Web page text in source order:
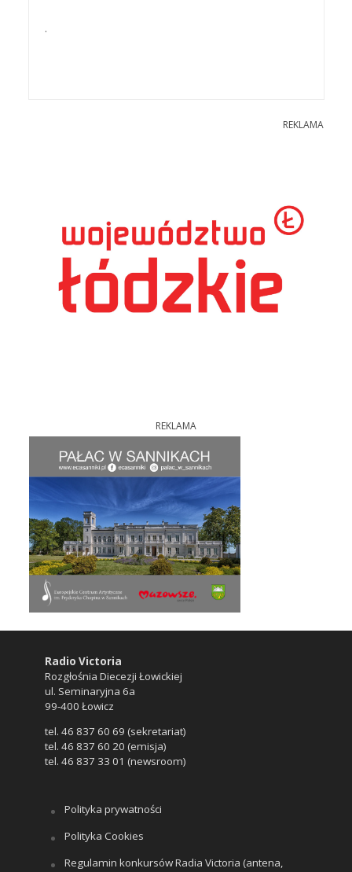
.
REKLAMA
REKLAMA
Radio Victoria
Rozgłośnia Diecezji Łowickiej
ul. Seminaryjna 6a
99-400 Łowicz
tel. 46 837 60 69 (sekretariat)
tel. 46 837 60 20 (emisja)
tel. 46 837 33 01 (newsroom)
Polityka prywatności
Polityka Cookies
Regulamin konkursów Radia Victoria (antena,